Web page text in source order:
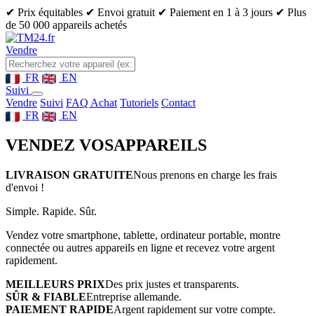
✔ Prix équitables ✔ Envoi gratuit ✔ Paiement en 1 à 3 jours ✔ Plus
de 50 000 appareils achetés
Vendre
FR
EN
Suivi
Vendre Suivi FAQ Achat Tutoriels Contact
FR
EN
VENDEZ VOSAPPAREILS
LIVRAISON GRATUITENous prenons en charge les frais
d'envoi !
Simple. Rapide. Sûr.
Vendez votre smartphone, tablette, ordinateur portable, montre
connectée ou autres appareils en ligne et recevez votre argent
rapidement.
MEILLEURS PRIXDes prix justes et transparents.
SÛR & FIABLEEntreprise allemande.
PAIEMENT RAPIDEArgent rapidement sur votre compte.